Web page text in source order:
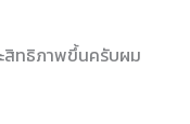
สิทธิภาพขึ้นครับผม